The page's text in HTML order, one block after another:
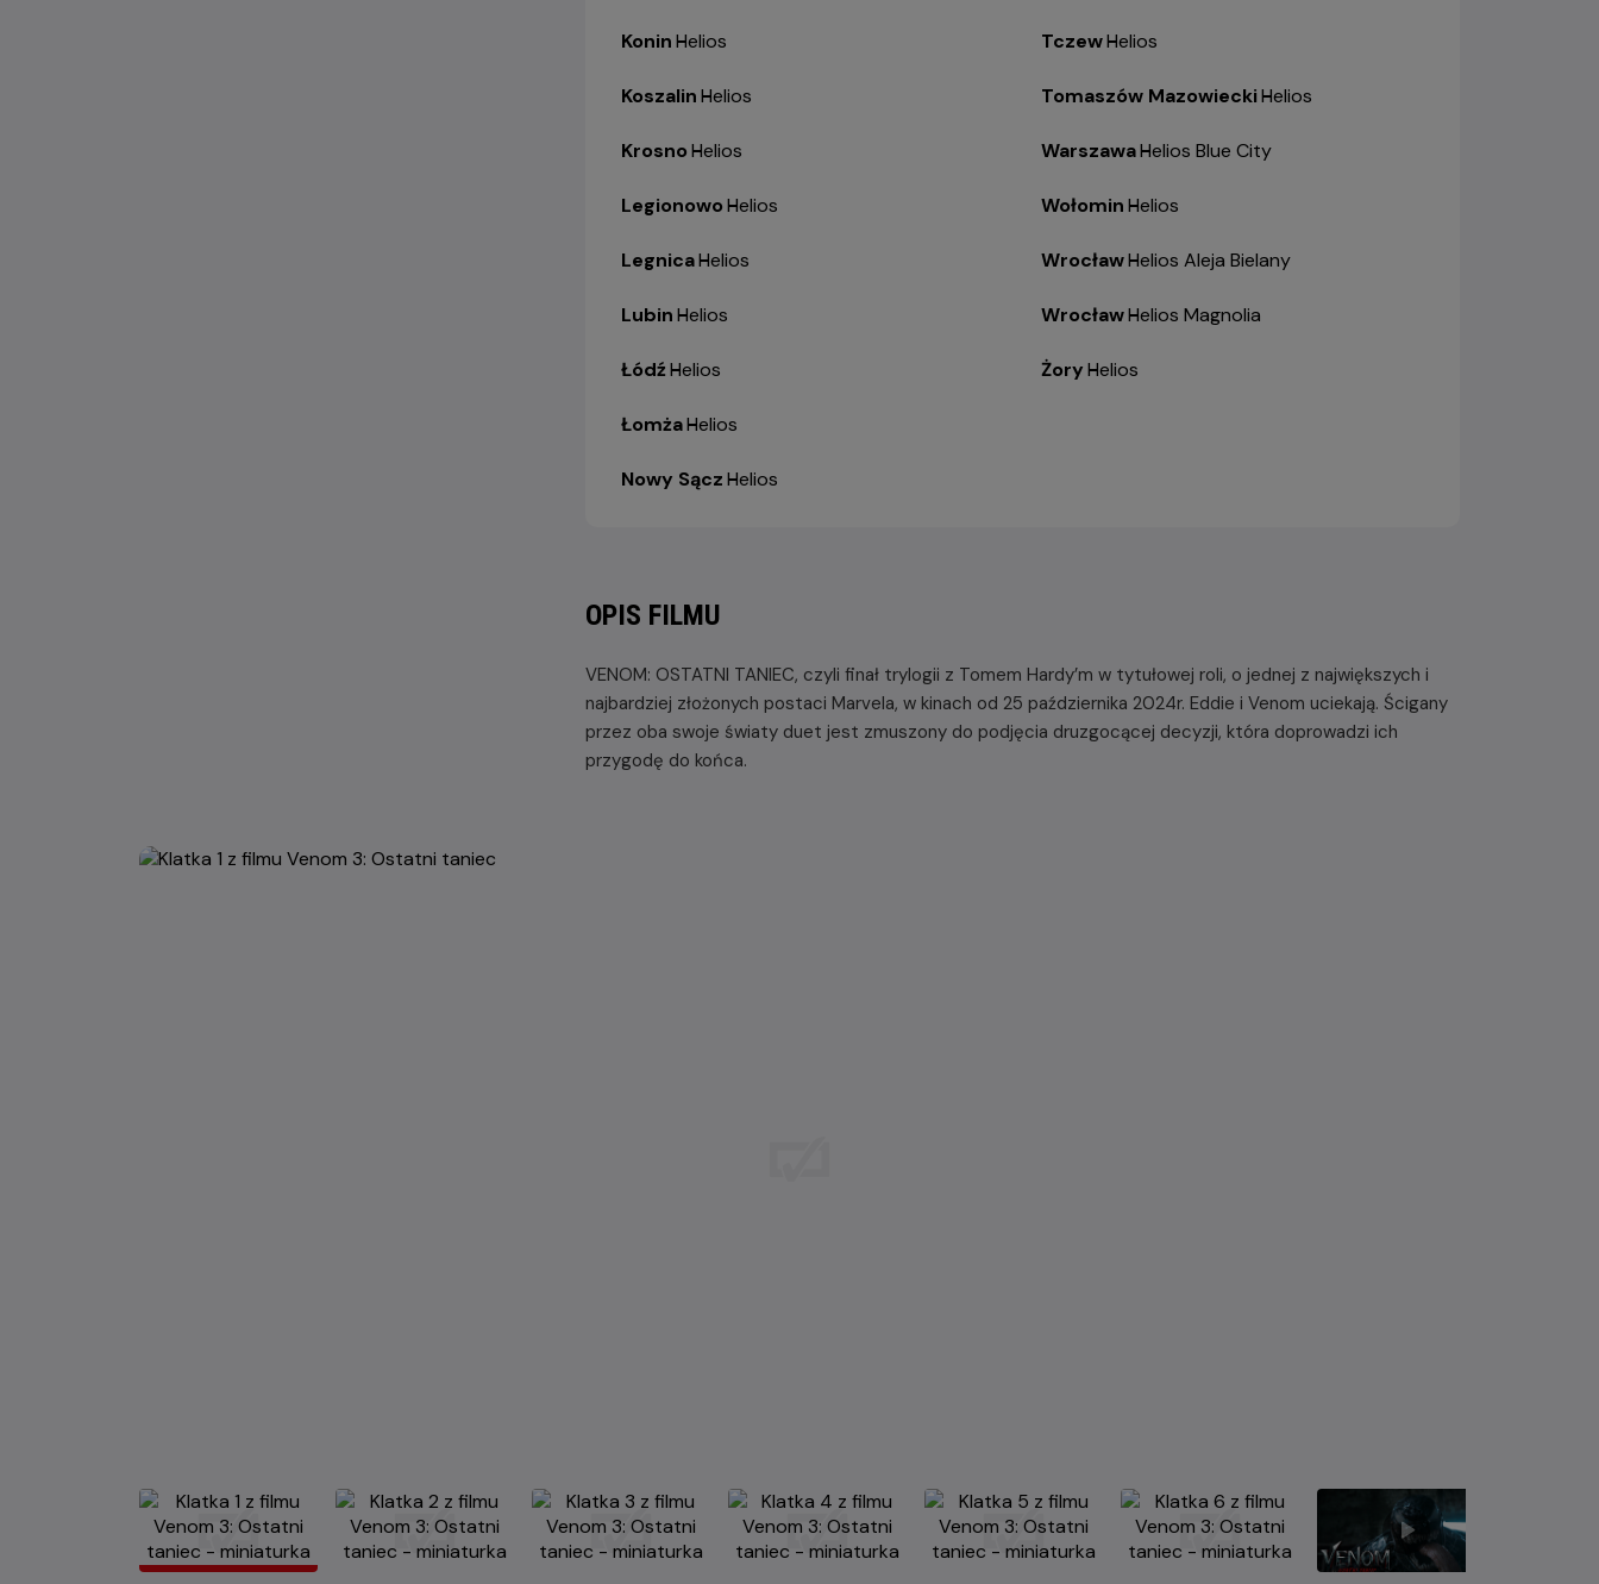
Konin-
Helios
Koszalin-
Helios
Krosno-
Helios
Legionowo-
Helios
Legnica-
Helios
Lubin-
Helios
Łódź-
Helios
Łomża-
Helios
Nowy Sącz-
Helios
Tczew-
Helios
Tomaszów Mazowiecki-
Helios
Warszawa-
Helios Blue City
Wołomin-
Helios
Wrocław-
Helios Aleja Bielany
Wrocław-
Helios Magnolia
Żory-
Helios
OPIS FILMU
VENOM: OSTATNI TANIEC, czyli finał trylogii z Tomem Hardy’m w tytułowej roli, o jednej z największych i
najbardziej złożonych postaci Marvela, w kinach od 25 października 2024r. Eddie i Venom uciekają. Ścigany
przez oba swoje światy duet jest zmuszony do podjęcia druzgocącej decyzji, która doprowadzi ich
przygodę do końca.